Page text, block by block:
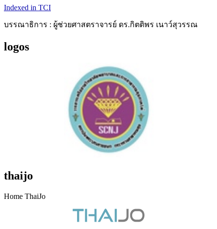
Indexed in TCI
บรรณาธิการ : ผู้ช่วยศาสตราจารย์ ดร.กิตติพร เนาว์สุวรรณ
logos
thaijo
Home ThaiJo